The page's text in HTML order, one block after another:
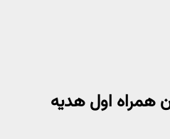
همراه اول هدیه